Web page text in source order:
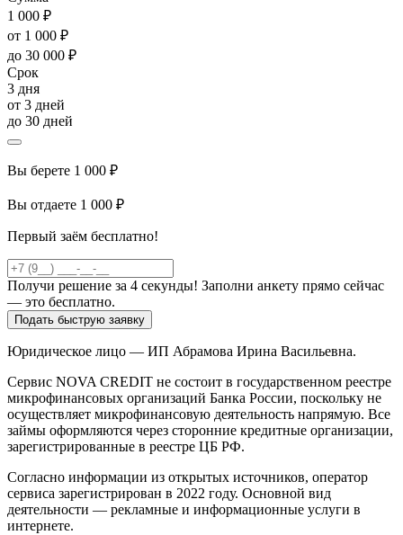
1 000 ₽
от 1 000 ₽
до 30 000 ₽
Срок
3 дня
от 3 дней
до 30 дней
Вы берете 1 000 ₽
Вы отдаете 1 000 ₽
Первый заём бесплатно!
Получи решение за 4 секунды! Заполни анкету прямо сейчас
— это бесплатно.
Подать быструю заявку
Юридическое лицо — ИП Абрамова Ирина Васильевна.
Сервис NOVA CREDIT не состоит в государственном реестре
микрофинансовых организаций Банка России, поскольку не
осуществляет микрофинансовую деятельность напрямую. Все
займы оформляются через сторонние кредитные организации,
зарегистрированные в реестре ЦБ РФ.
Согласно информации из открытых источников, оператор
сервиса зарегистрирован в 2022 году. Основной вид
деятельности — рекламные и информационные услуги в
интернете.